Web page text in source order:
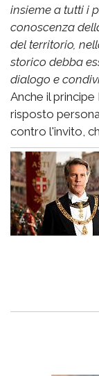
insieme a tutti i
conoscenza
del territorio,
storico debba
dialogo e
Anche il
risposto
contro l'invito,